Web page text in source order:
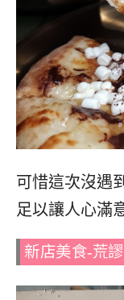
可惜這次沒遇
足以讓人心滿
新店美食-荒